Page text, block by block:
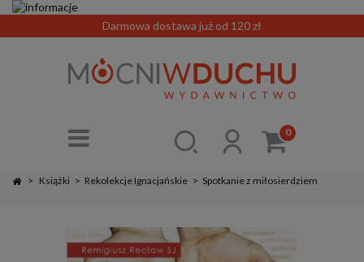
Darmowa dostawa już od 120 zł
0
> Książki > Rekolekcje Ignacjańskie > Spotkanie z miłosierdziem